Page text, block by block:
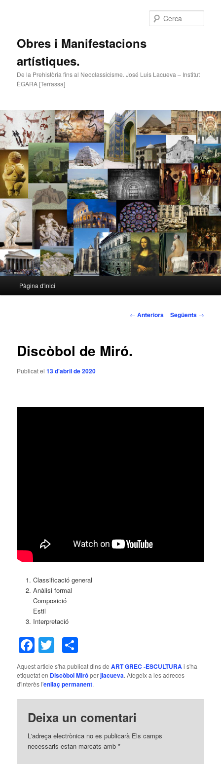
Obres i Manifestacions
artístiques.
De la Prehistòria fins al Neoclassicisme. José Luis Lacueva – Institut
ÈGARA [Terrassa]
principal
Aneu
principal
Pàgina d'inici
Navegació
← Anteriors Següents →
Discòbol de Miró.
Publicat el13 d'abril de 2020
Classificació general
Anàlisi formal
Composició
Estil
Interpretació
Facebook
Twitter
Aquest article s'ha publicat dins deART GREC -ESCULTURA i s'ha
etiquetat en Discòbol Miróperjlacueva. Afegeix a les adreces
d'interès l'enllaç permanent.
Deixa un comentari
L'adreça electrònica no es publicarà Els camps
necessaris estan marcats amb*